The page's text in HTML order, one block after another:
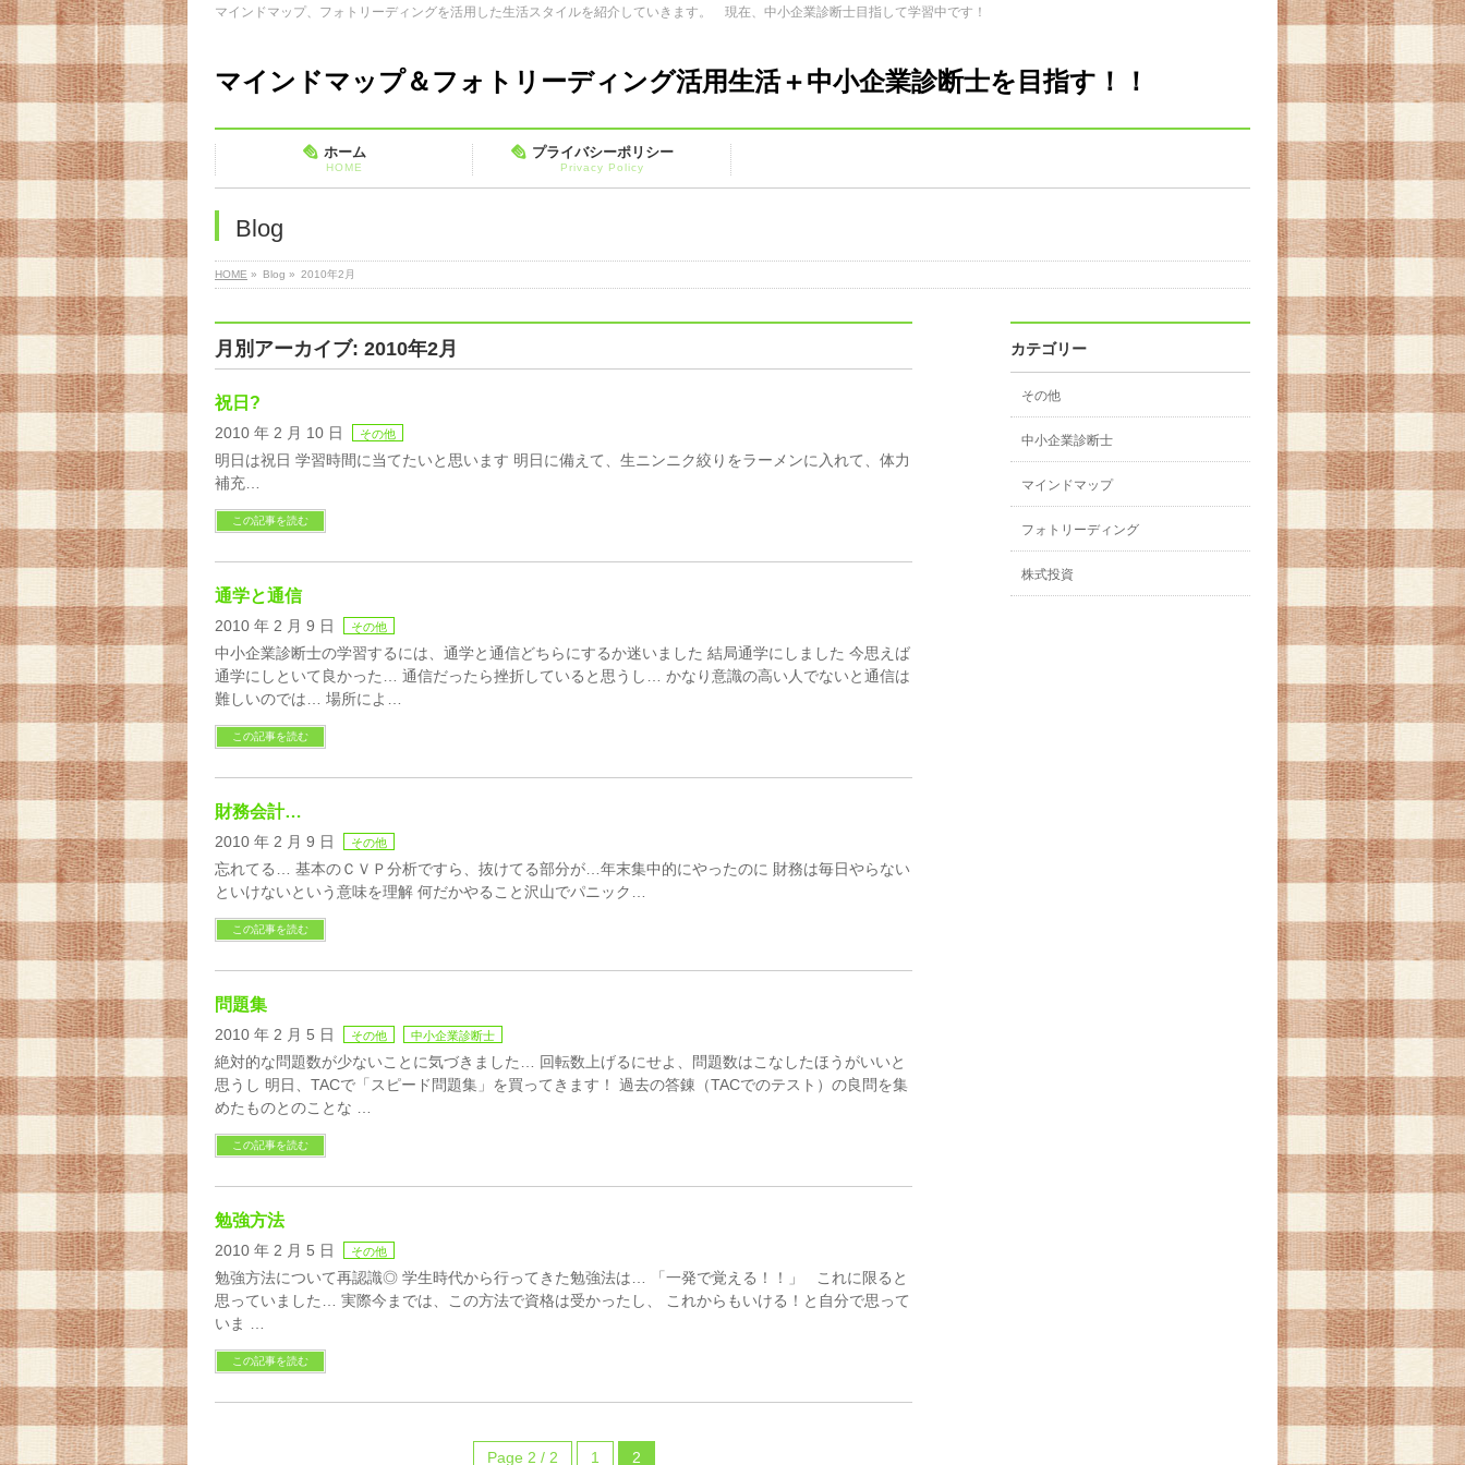
マインドマップ、フォトリーディングを活用した生活スタイルを紹介していきます。 現在、中小企業診断士目指して学習中です！
マインドマップ＆フォトリーディング活用生活＋中小企業診断士を目指す！！
ホーム
HOME
プライバシーポリシー
Privacy Policy
Blog
HOME » Blog » 2010年2月
月別アーカイブ: 2010年2月
祝日?
2010 年 2 月 10 日 その他
明日は祝日 学習時間に当てたいと思います 明日に備えて、生ニンニク絞りをラーメンに入れて、体力
補充…
この記事を読む
通学と通信
2010 年 2 月 9 日 その他
中小企業診断士の学習するには、通学と通信どちらにするか迷いました 結局通学にしました 今思えば
通学にしといて良かった… 通信だったら挫折していると思うし… かなり意識の高い人でないと通信は
難しいのでは… 場所によ…
この記事を読む
財務会計…
2010 年 2 月 9 日 その他
忘れてる… 基本のＣＶＰ分析ですら、抜けてる部分が…年末集中的にやったのに 財務は毎日やらない
といけないという意味を理解 何だかやること沢山でパニック…
この記事を読む
問題集
2010 年 2 月 5 日 その他 中小企業診断士
絶対的な問題数が少ないことに気づきました… 回転数上げるにせよ、問題数はこなしたほうがいいと
思うし 明日、TACで「スピード問題集」を買ってきます！ 過去の答錬（TACでのテスト）の良問を集
めたものとのことな …
この記事を読む
勉強方法
2010 年 2 月 5 日 その他
勉強方法について再認識◎ 学生時代から行ってきた勉強法は… 「一発で覚える！！」 これに限ると
思っていました… 実際今までは、この方法で資格は受かったし、 これからもいける！と自分で思って
いま …
この記事を読む
Page 2 / 2 1 2
カテゴリー
その他
中小企業診断士
マインドマップ
フォトリーディング
株式投資